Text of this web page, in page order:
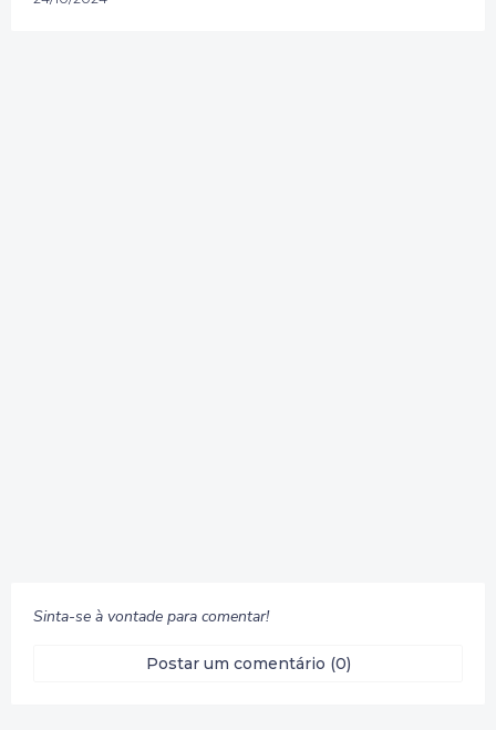
Sinta-se à vontade para comentar!
Postar um comentário (0)